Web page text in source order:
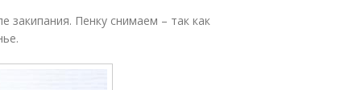
закипания. Пенку снимаем – так как